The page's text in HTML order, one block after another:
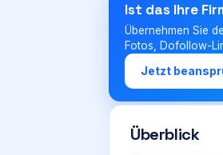
Ist das Ihre
Übernehmen Sie
Fotos, Dofollow-
Jetzt
Überblick